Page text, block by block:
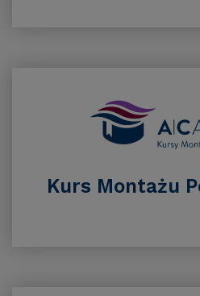
Kurs Montażu